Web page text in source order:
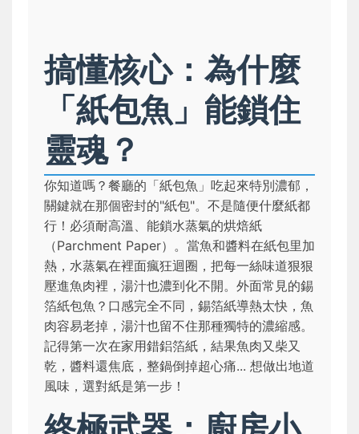
搞懂核心：為什麼
「紙包魚」能鎖住
靈魂？
你知道嗎？餐廳的「紙包魚」吃起來特別濃郁，
關鍵就在那個密封的"紙包"。不是隨便什麼紙都
行！必須耐高溫、能鎖水蒸氣的烘焙紙
（Parchment Paper）。當魚和醬料在紙包里加
熱，水蒸氣在裡面瘋狂迴圈，把每一絲味道狠狠
壓進魚肉裡，湯汁也濃到化不開。外面常見的錫
箔紙包魚？口感完全不同，錫箔紙導熱太快，魚
肉容易老掉，湯汁也留不住那種獨特的濃縮感。
記得第一次在家用錯鋁箔紙，結果魚肉又柴又
乾，醬料還焦底，整鍋倒掉超心痛... 想做出地道
風味，選對紙是第一步！